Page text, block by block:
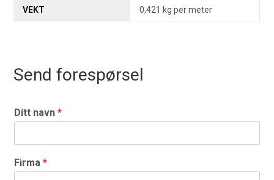
VEKT 0,421 kg per meter
Send forespørsel
Ditt navn*
Firma*